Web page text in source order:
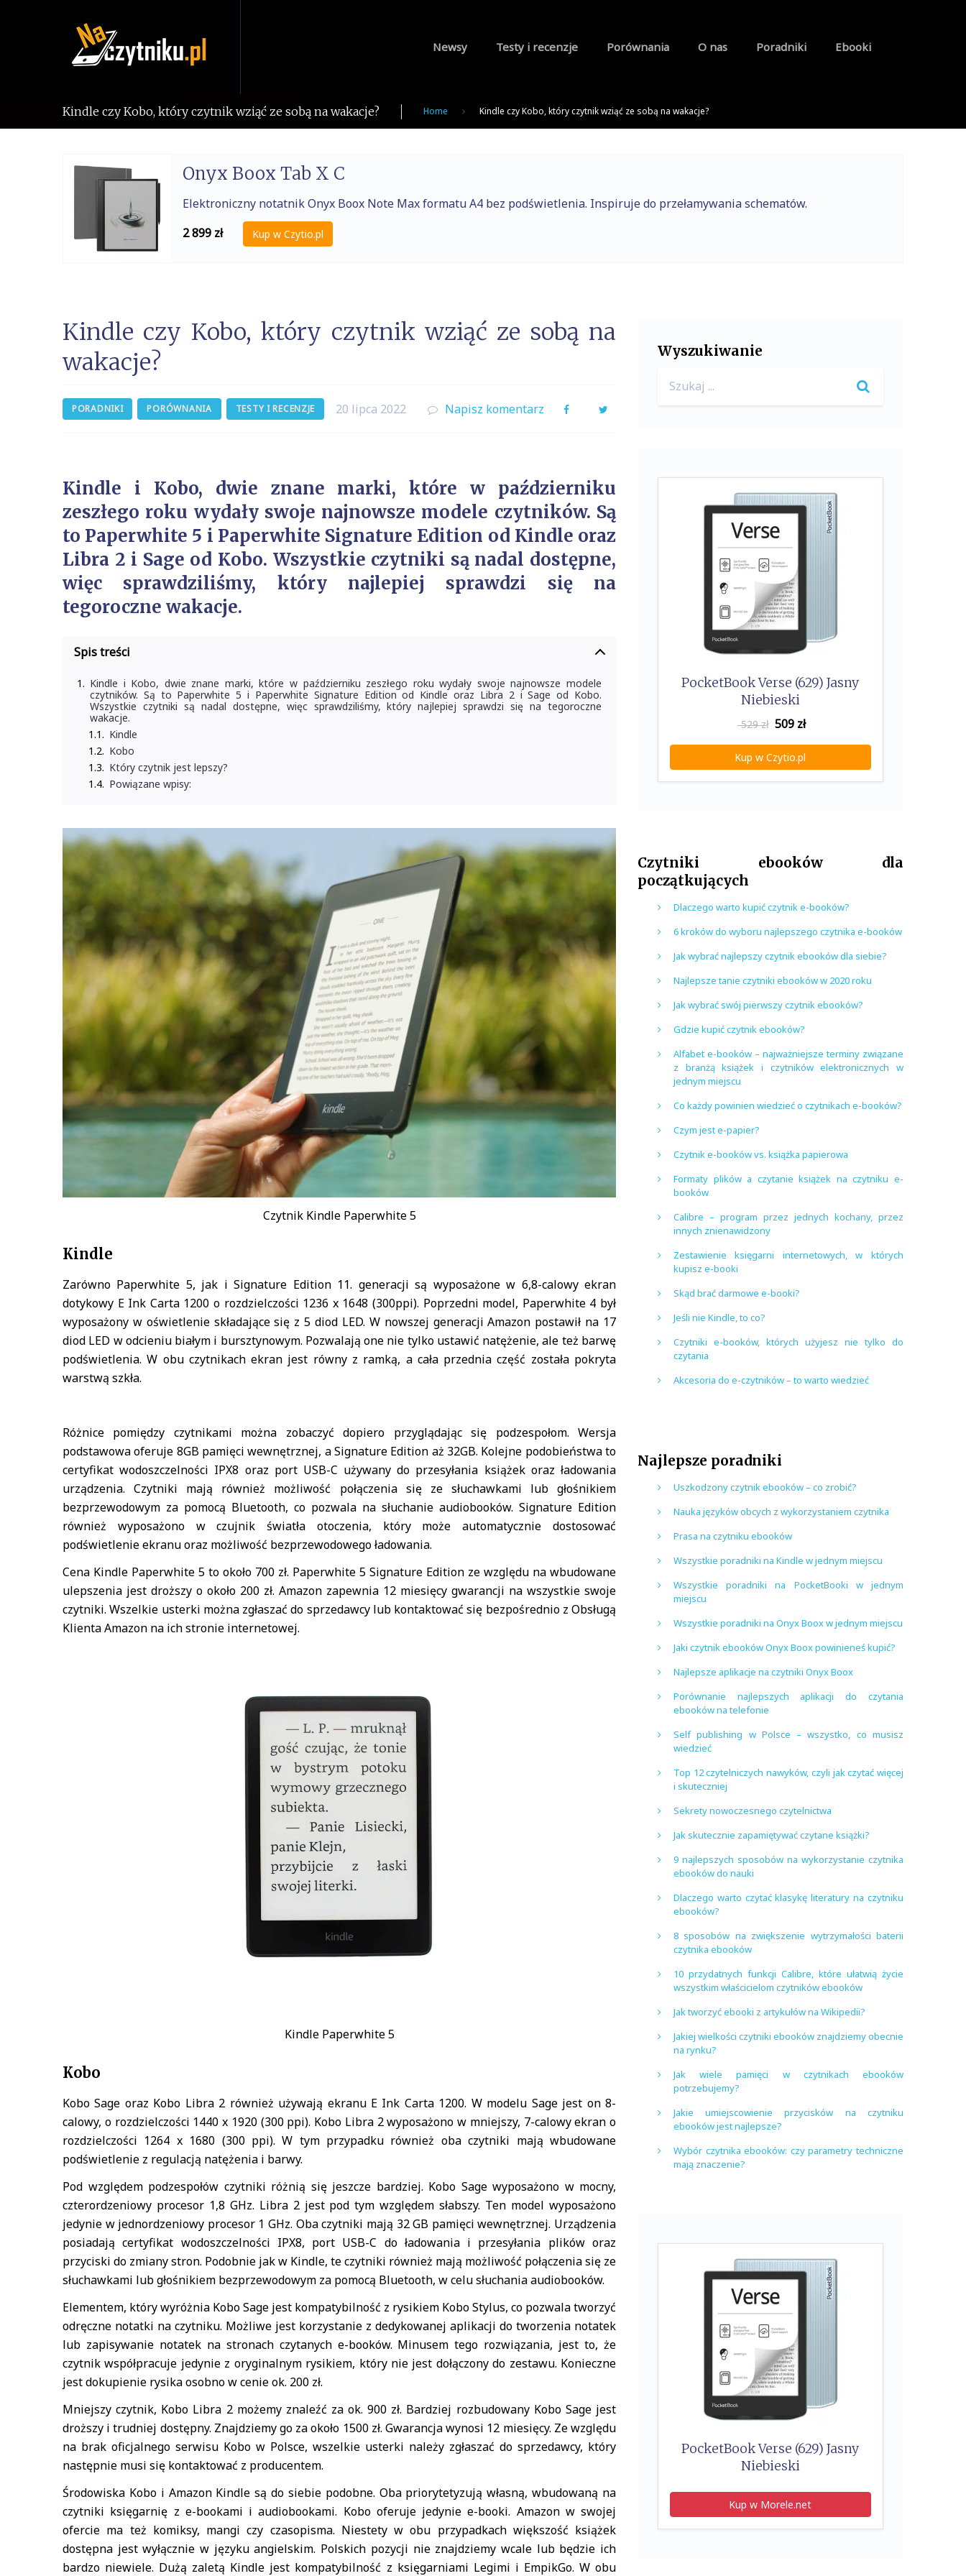
Newsy Testy i recenzje Porównania O nas Poradniki Ebooki
Kindle czy Kobo, który czytnik wziąć ze sobą na wakacje? Home Kindle czy Kobo, który czytnik wziąć ze sobą na wakacje?
Onyx Boox Tab X C
Elektroniczny notatnik Onyx Boox Note Max formatu A4 bez podświetlenia. Inspiruje do przełamywania schematów.
2 899 zł Kup w Czytio.pl
Kindle czy Kobo, który czytnik wziąć ze sobą na
wakacje?
PORADNIKI PORÓWNANIA TESTY I RECENZJE 20 lipca 2022 Napisz komentarz Facebook
Kindle i Kobo, dwie znane marki, które w październiku
zeszłego roku wydały swoje najnowsze modele czytników. Są
to Paperwhite 5 i Paperwhite Signature Edition od Kindle oraz
Libra 2 i Sage od Kobo. Wszystkie czytniki są nadal dostępne,
więc sprawdziliśmy, który najlepiej sprawdzi się na
tegoroczne wakacje.
Spis treści
Kindle i Kobo, dwie znane marki, które w październiku zeszłego roku wydały swoje najnowsze modele
czytników. Są to Paperwhite 5 i Paperwhite Signature Edition od Kindle oraz Libra 2 i Sage od Kobo.
Wszystkie czytniki są nadal dostępne, więc sprawdziliśmy, który najlepiej sprawdzi się na tegoroczne
wakacje.
Kindle
Kobo
Który czytnik jest lepszy?
Powiązane wpisy:
Czytnik Kindle Paperwhite 5
Kindle
Zarówno Paperwhite 5, jak i Signature Edition 11. generacji są wyposażone w 6,8-calowy ekran
dotykowy E Ink Carta 1200 o rozdzielczości 1236 x 1648 (300ppi). Poprzedni model, Paperwhite 4 był
wyposażony w oświetlenie składające się z 5 diod LED. W nowszej generacji Amazon postawił na 17
diod LED w odcieniu białym i bursztynowym. Pozwalają one nie tylko ustawić natężenie, ale też barwę
podświetlenia. W obu czytnikach ekran jest równy z ramką, a cała przednia część została pokryta
warstwą szkła.
Różnice pomiędzy czytnikami można zobaczyć dopiero przyglądając się podzespołom. Wersja
podstawowa oferuje 8GB pamięci wewnętrznej, a Signature Edition aż 32GB. Kolejne podobieństwa to
certyfikat wodoszczelności IPX8 oraz port USB-C używany do przesyłania książek oraz ładowania
urządzenia. Czytniki mają również możliwość połączenia się ze słuchawkami lub głośnikiem
bezprzewodowym za pomocą Bluetooth, co pozwala na słuchanie audiobooków. Signature Edition
również wyposażono w czujnik światła otoczenia, który może automatycznie dostosować
podświetlenie ekranu oraz możliwość bezprzewodowego ładowania.
Cena Kindle Paperwhite 5 to około 700 zł. Paperwhite 5 Signature Edition ze względu na wbudowane
ulepszenia jest droższy o około 200 zł. Amazon zapewnia 12 miesięcy gwarancji na wszystkie swoje
czytniki. Wszelkie usterki można zgłaszać do sprzedawcy lub kontaktować się bezpośrednio z Obsługą
Klienta Amazon na ich stronie internetowej.
Kindle Paperwhite 5
Kobo
Kobo Sage oraz Kobo Libra 2 również używają ekranu E Ink Carta 1200. W modelu Sage jest on 8-
calowy, o rozdzielczości 1440 x 1920 (300 ppi). Kobo Libra 2 wyposażono w mniejszy, 7-calowy ekran o
rozdzielczości 1264 x 1680 (300 ppi). W tym przypadku również oba czytniki mają wbudowane
podświetlenie z regulacją natężenia i barwy.
Pod względem podzespołów czytniki różnią się jeszcze bardziej. Kobo Sage wyposażono w mocny,
czterordzeniowy procesor 1,8 GHz. Libra 2 jest pod tym względem słabszy. Ten model wyposażono
jedynie w jednordzeniowy procesor 1 GHz. Oba czytniki mają 32 GB pamięci wewnętrznej. Urządzenia
posiadają certyfikat wodoszczelności IPX8, port USB-C do ładowania i przesyłania plików oraz
przyciski do zmiany stron. Podobnie jak w Kindle, te czytniki również mają możliwość połączenia się ze
słuchawkami lub głośnikiem bezprzewodowym za pomocą Bluetooth, w celu słuchania audiobooków.
Elementem, który wyróżnia Kobo Sage jest kompatybilność z rysikiem Kobo Stylus, co pozwala tworzyć
odręczne notatki na czytniku. Możliwe jest korzystanie z dedykowanej aplikacji do tworzenia notatek
lub zapisywanie notatek na stronach czytanych e-booków. Minusem tego rozwiązania, jest to, że
czytnik współpracuje jedynie z oryginalnym rysikiem, który nie jest dołączony do zestawu. Konieczne
jest dokupienie rysika osobno w cenie ok. 200 zł.
Mniejszy czytnik, Kobo Libra 2 możemy znaleźć za ok. 900 zł. Bardziej rozbudowany Kobo Sage jest
droższy i trudniej dostępny. Znajdziemy go za około 1500 zł. Gwarancja wynosi 12 miesięcy. Ze względu
na brak oficjalnego serwisu Kobo w Polsce, wszelkie usterki należy zgłaszać do sprzedawcy, który
następnie musi się kontaktować z producentem.
Środowiska Kobo i Amazon Kindle są do siebie podobne. Oba priorytetyzują własną, wbudowaną na
czytniki księgarnię z e-bookami i audiobookami. Kobo oferuje jedynie e-booki. Amazon w swojej
ofercie ma też komiksy, mangi czy czasopisma. Niestety w obu przypadkach większość książek
dostępna jest wyłącznie w języku angielskim. Polskich pozycji nie znajdziemy wcale lub będzie ich
bardzo niewiele. Dużą zaletą Kindle jest kompatybilność z księgarniami Legimi i EmpikGo. W obu
Wyszukiwanie
for:
PocketBook Verse (629) Jasny
Niebieski
529 zł 509zł
Kup w Czytio.pl
Czytniki ebooków dla
początkujących
Dlaczego warto kupić czytnik e-booków?
6 kroków do wyboru najlepszego czytnika e-booków
Jak wybrać najlepszy czytnik ebooków dla siebie?
Najlepsze tanie czytniki ebooków w 2020 roku
Jak wybrać swój pierwszy czytnik ebooków?
Gdzie kupić czytnik ebooków?
Alfabet e-booków – najważniejsze terminy związane
z branżą książek i czytników elektronicznych w
jednym miejscu
Co każdy powinien wiedzieć o czytnikach e-booków?
Czym jest e-papier?
Czytnik e-booków vs. książka papierowa
Formaty plików a czytanie książek na czytniku e-
booków
Calibre – program przez jednych kochany, przez
innych znienawidzony
Zestawienie księgarni internetowych, w których
kupisz e-booki
Skąd brać darmowe e-booki?
Jeśli nie Kindle, to co?
Czytniki e-booków, których użyjesz nie tylko do
czytania
Akcesoria do e-czytników – to warto wiedzieć
Najlepsze poradniki
Uszkodzony czytnik ebooków – co zrobić?
Nauka języków obcych z wykorzystaniem czytnika
Prasa na czytniku ebooków
Wszystkie poradniki na Kindle w jednym miejscu
Wszystkie poradniki na PocketBooki w jednym
miejscu
Wszystkie poradniki na Onyx Boox w jednym miejscu
Jaki czytnik ebooków Onyx Boox powinieneś kupić?
Najlepsze aplikacje na czytniki Onyx Boox
Porównanie najlepszych aplikacji do czytania
ebooków na telefonie
Self publishing w Polsce – wszystko, co musisz
wiedzieć
Top 12 czytelniczych nawyków, czyli jak czytać więcej
i skuteczniej
Sekrety nowoczesnego czytelnictwa
Jak skutecznie zapamiętywać czytane książki?
9 najlepszych sposobów na wykorzystanie czytnika
ebooków do nauki
Dlaczego warto czytać klasykę literatury na czytniku
ebooków?
8 sposobów na zwiększenie wytrzymałości baterii
czytnika ebooków
10 przydatnych funkcji Calibre, które ułatwią życie
wszystkim właścicielom czytników ebooków
Jak tworzyć ebooki z artykułów na Wikipedii?
Jakiej wielkości czytniki ebooków znajdziemy obecnie
na rynku?
Jak wiele pamięci w czytnikach ebooków
potrzebujemy?
Jakie umiejscowienie przycisków na czytniku
ebooków jest najlepsze?
Wybór czytnika ebooków: czy parametry techniczne
mają znaczenie?
PocketBook Verse (629) Jasny
Niebieski
Kup w Morele.net